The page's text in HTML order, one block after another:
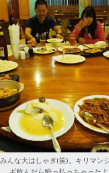
んな大はしゃぎ(笑)。キリマン